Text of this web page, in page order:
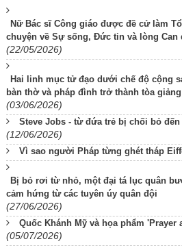
Nữ Bác sĩ Công giáo được đề cử làm
chuyện về Sự sống, Đức tin và lòng Can
(22/05/2026)
Hai linh mục tử đạo dưới chế độ cộng
bàn thờ và pháp đình trở thành tòa giảng
(03/06/2026)
Steve Jobs - từ đứa trẻ bị chối bỏ
(12/06/2026)
Vì sao người Pháp từng ghét tháp
Bị bỏ rơi từ nhỏ, một đại tá lục quân
cảm hứng từ các tuyên úy quân đội
(27/06/2026)
Quốc Khánh Mỹ và họa phẩm 'Prayer
(05/07/2026)